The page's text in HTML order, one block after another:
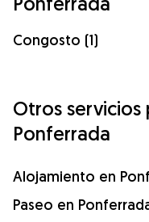
Congosto (1)
Otros servicios
Ponferrada
Alojamiento en
Paseo en